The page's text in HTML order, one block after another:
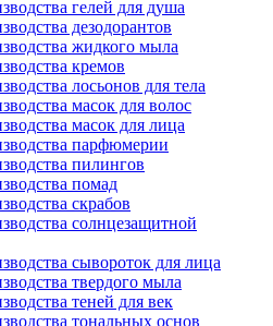
гелей для душа
дезодорантов
жидкого мыла
кремов
лосьонов для тела
масок для волос
масок для лица
парфюмерии
пилингов
помад
скрабов
солнцезащитной
сывороток для лица
твердого мыла
теней для век
тональных основ